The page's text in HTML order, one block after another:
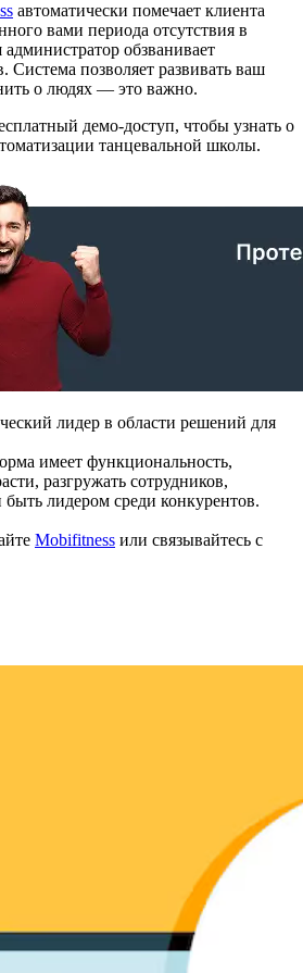
автоматически помечает клиента
вами периода отсутствия в
обзванивает
Система позволяет развивать ваш
о людях — это важно.
демо-доступ, чтобы узнать о
танцевальной школы.
лидер в области решений для
имеет функциональность,
разгружать сотрудников,
лидером среди конкурентов.
Mobifitness или связывайтесь с